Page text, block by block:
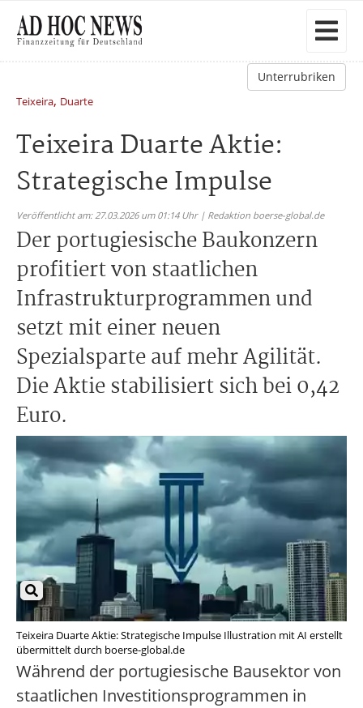
Unterrubriken
Teixeira, Duarte
Teixeira Duarte Aktie:
Strategische Impulse
Veröffentlicht am: 27.03.2026 um 01:14 Uhr | Redaktion boerse-global.de
Der portugiesische Baukonzern
profitiert von staatlichen
Infrastrukturprogrammen und
setzt mit einer neuen
Spezialsparte auf mehr Agilität.
Die Aktie stabilisiert sich bei 0,42
Euro.
Teixeira Duarte Aktie: Strategische Impulse Illustration mit AI erstellt
übermittelt durch boerse-global.de
Während der portugiesische Bausektor von
staatlichen Investitionsprogrammen in